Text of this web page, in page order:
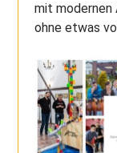
mit
ohne etwas